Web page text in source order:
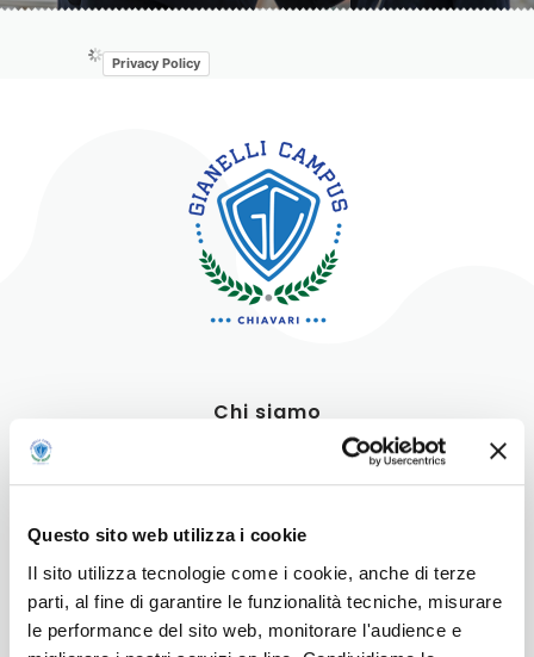
Questo sito web utilizza i cookie
Il sito utilizza tecnologie come i cookie, anche di terze
parti, al fine di garantire le funzionalità tecniche, misurare
le performance del sito web, monitorare l'audience e
Privacy Policy
Chi siamo
Servizi e strutture
Contatti